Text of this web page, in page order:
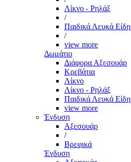
Λίκνο - Ρηλάξ
/
Παιδικά Λευκά Είδη
/
view more
Δωμάτιο
Διάφορα Αξεσουάρ
Κρεβάτια
Λίκνο
Λίκνο - Ρηλάξ
Παιδικά Λευκά Είδη
view more
Ένδυση
Αξεσουάρ
/
Βρεφικά
Ένδυση